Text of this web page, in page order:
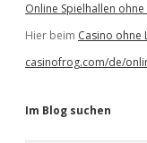
Online Spielhallen
Hier beim Casino ohne
casinofrog.com/de/
Im Blog suchen